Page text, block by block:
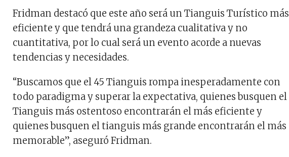
Fridman destacó que este año será un Tianguis Turístico más
eficiente y que tendrá una grandeza cualitativa y no
cuantitativa, por lo cual será un evento acorde a nuevas
tendencias y necesidades.
“Buscamos que el 45 Tianguis rompa inesperadamente con
todo paradigma y superar la expectativa, quienes busquen el
Tianguis más ostentoso encontrarán el más eficiente y
quienes busquen el tianguis más grande encontrarán el más
memorable”, aseguró Fridman.